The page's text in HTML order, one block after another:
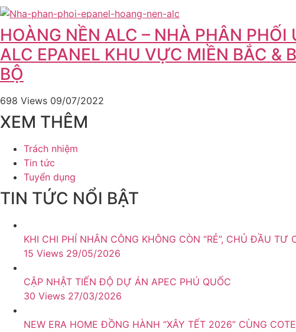
HOÀNG NỀN ALC – NHÀ PHÂN PHỐI
ALC EPANEL KHU VỰC MIỀN BẮC &
BỘ
698 Views 09/07/2022
XEM THÊM
Trách nhiệm
Tin tức
Tuyển dụng
TIN TỨC NỔI BẬT
KHI CHI PHÍ NHÂN CÔNG KHÔNG CÒN “RẺ”, CHỦ ĐẦU TƯ
15 Views 29/05/2026
CẬP NHẬT TIẾN ĐỘ DỰ ÁN APEC PHÚ QUỐC
30 Views 27/03/2026
NEW ERA HOME ĐỒNG HÀNH “XÂY TẾT 2026” CÙNG